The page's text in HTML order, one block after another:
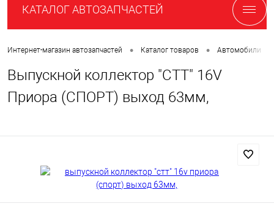
КАТАЛОГ АВТОЗАПЧАСТЕЙ
Интернет-магазин автозапчастей • Каталог товаров • Автомобили
Выпускной коллектор "СТТ" 16V
Приора (СПОРТ) выход 63мм,